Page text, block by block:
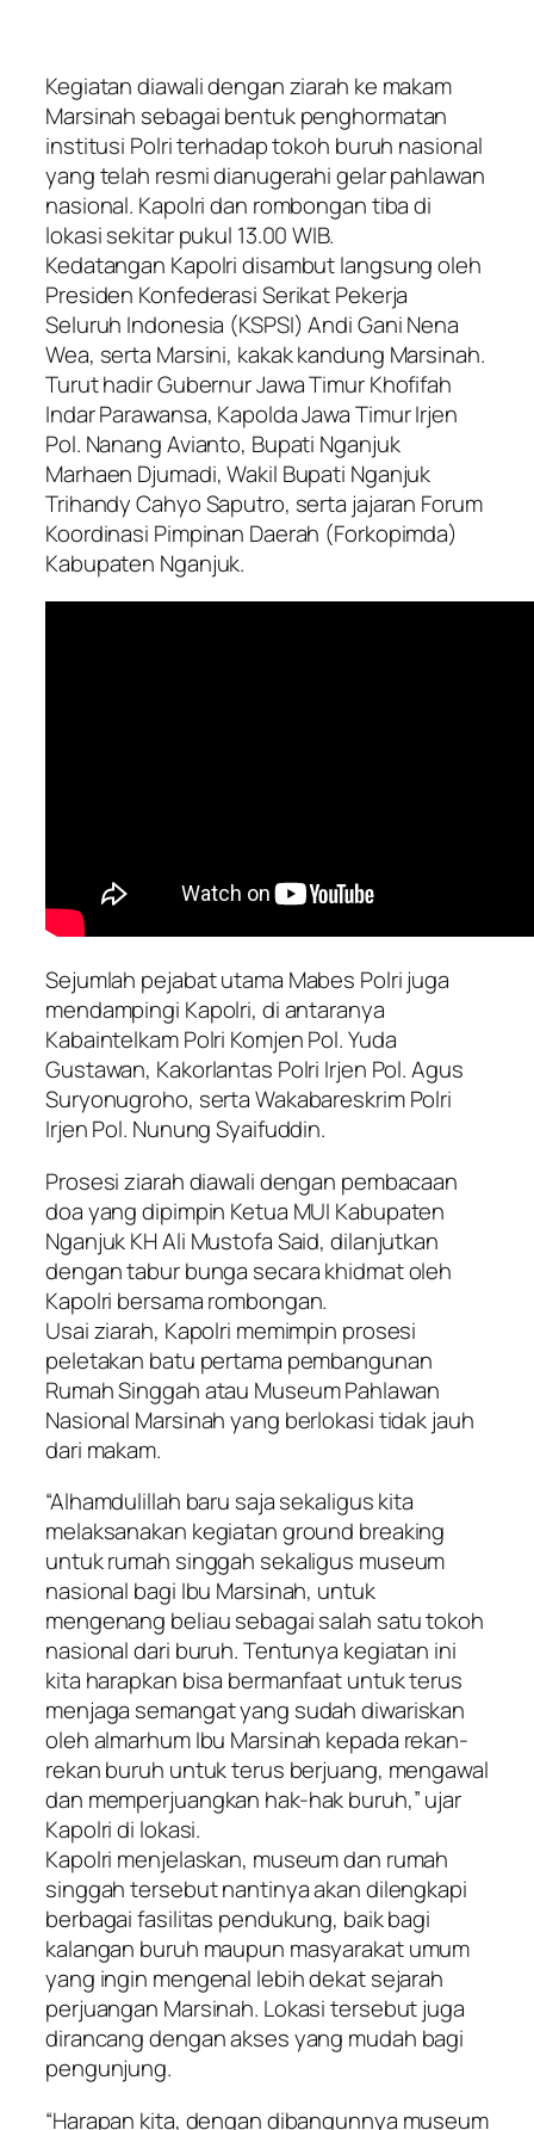
Kegiatan diawali dengan ziarah ke makam
Marsinah sebagai bentuk penghormatan
institusi Polri terhadap tokoh buruh nasional
yang telah resmi dianugerahi gelar pahlawan
nasional. Kapolri dan rombongan tiba di
lokasi sekitar pukul 13.00 WIB.
Kedatangan Kapolri disambut langsung oleh
Presiden Konfederasi Serikat Pekerja
Seluruh Indonesia (KSPSI) Andi Gani Nena
Wea, serta Marsini, kakak kandung Marsinah.
Turut hadir Gubernur Jawa Timur Khofifah
Indar Parawansa, Kapolda Jawa Timur Irjen
Pol. Nanang Avianto, Bupati Nganjuk
Marhaen Djumadi, Wakil Bupati Nganjuk
Trihandy Cahyo Saputro, serta jajaran Forum
Koordinasi Pimpinan Daerah (Forkopimda)
Kabupaten Nganjuk.
Sejumlah pejabat utama Mabes Polri juga
mendampingi Kapolri, di antaranya
Kabaintelkam Polri Komjen Pol. Yuda
Gustawan, Kakorlantas Polri Irjen Pol. Agus
Suryonugroho, serta Wakabareskrim Polri
Irjen Pol. Nunung Syaifuddin.
Prosesi ziarah diawali dengan pembacaan
doa yang dipimpin Ketua MUI Kabupaten
Nganjuk KH Ali Mustofa Said, dilanjutkan
dengan tabur bunga secara khidmat oleh
Kapolri bersama rombongan.
Usai ziarah, Kapolri memimpin prosesi
peletakan batu pertama pembangunan
Rumah Singgah atau Museum Pahlawan
Nasional Marsinah yang berlokasi tidak jauh
dari makam.
“Alhamdulillah baru saja sekaligus kita
melaksanakan kegiatan ground breaking
untuk rumah singgah sekaligus museum
nasional bagi Ibu Marsinah, untuk
mengenang beliau sebagai salah satu tokoh
nasional dari buruh. Tentunya kegiatan ini
kita harapkan bisa bermanfaat untuk terus
menjaga semangat yang sudah diwariskan
oleh almarhum Ibu Marsinah kepada rekan-
rekan buruh untuk terus berjuang, mengawal
dan memperjuangkan hak-hak buruh,” ujar
Kapolri di lokasi.
Kapolri menjelaskan, museum dan rumah
singgah tersebut nantinya akan dilengkapi
berbagai fasilitas pendukung, baik bagi
kalangan buruh maupun masyarakat umum
yang ingin mengenal lebih dekat sejarah
perjuangan Marsinah. Lokasi tersebut juga
dirancang dengan akses yang mudah bagi
pengunjung.
“Harapan kita, dengan dibangunnya museum